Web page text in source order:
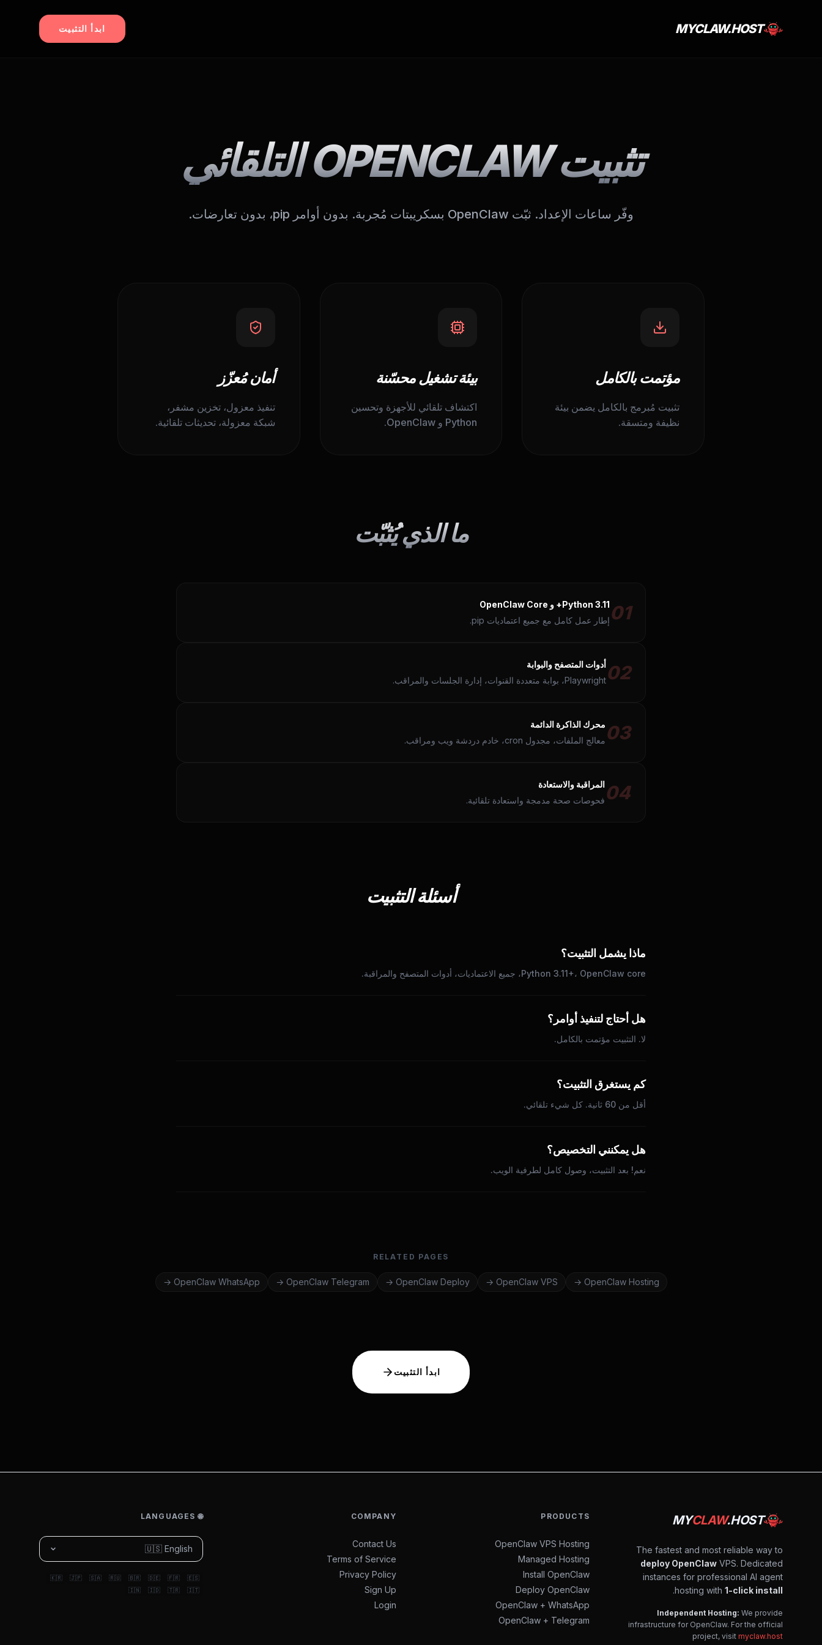
MYCLAW.HOST ابدأ التثبيت
تثبيت OPENCLAW التلقائي
وفّر ساعات الإعداد. ثبّت OpenClaw بسكريبتات مُجربة. بدون أوامر pip، بدون تعارضات.
مؤتمت بالكامل
تثبيت مُبرمج بالكامل يضمن بيئة
نظيفة ومتسقة.
بيئة تشغيل محسّنة
اكتشاف تلقائي للأجهزة وتحسين
Python و OpenClaw.
أمان مُعزّز
تنفيذ معزول، تخزين مشفر،
شبكة معزولة، تحديثات تلقائية.
ما الذي يُثبّت
01 Python 3.11+ و OpenClaw Core
إطار عمل كامل مع جميع اعتماديات pip.
02أدوات المتصفح والبوابة
Playwright، بوابة متعددة القنوات، إدارة الجلسات والمراقب.
03 محرك الذاكرة الدائمة
معالج الملفات، مجدول cron، خادم دردشة ويب ومراقب.
04المراقبة والاستعادة
فحوصات صحة مدمجة واستعادة تلقائية.
أسئلة التثبيت
ماذا يشمل التثبيت؟
Python 3.11+، OpenClaw core، جميع الاعتماديات، أدوات المتصفح والمراقبة.
هل أحتاج لتنفيذ أوامر؟
لا. التثبيت مؤتمت بالكامل.
كم يستغرق التثبيت؟
أقل من 60 ثانية. كل شيء تلقائي.
هل يمكنني التخصيص؟
نعم! بعد التثبيت، وصول كامل لطرفية الويب.
RELATED PAGES
OpenClaw Hosting
→
OpenClaw VPS
→
OpenClaw Deploy
→
OpenClaw Telegram
→
OpenClaw WhatsApp
→
ابدأ التثبيت
MYCLAW.HOST
The fastest and most reliable way to
deploy OpenClaw VPS. Dedicated
instances for professional AI agent
hosting with 1-click install
.
Independent Hosting: We provide
infrastructure for OpenClaw. For the official
project, visit myclaw.host
PRODUCTS
OpenClaw VPS Hosting
Managed Hosting
Install OpenClaw
Deploy OpenClaw
OpenClaw + WhatsApp
OpenClaw + Telegram
COMPANY
Contact Us
Terms of Service
Privacy Policy
Sign Up
Login
🌐 LANGUAGES
🇺🇸 English
🇪🇸
🇫🇷
🇩🇪
🇧🇷
🇷🇺
🇸🇦
🇯🇵
🇰🇷
🇮🇹
🇹🇷
🇮🇩
🇮🇳